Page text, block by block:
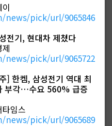
pick/url/9065846
전기, 현대차 제쳤다
pick/url/9065722
] 한켐, 삼성전기 역대 최
부각…수요 560% 급증
임스
pick/url/9065689